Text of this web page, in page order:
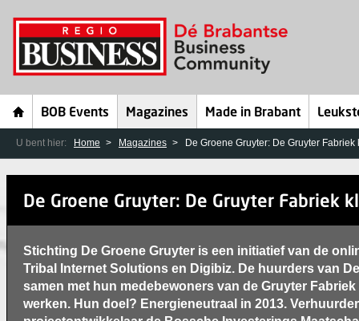
BOB Events Magazines Made in Brabant
U bent hier: Home Magazines De Groene Gruyter: De Gruyter Fabriek
De Groene Gruyter: De Gruyter Fabriek
Stichting De Groene Gruyter is een initiatief van de
Tribal Internet Solutions en Digibiz. De huurders van
samen met hun medebewoners van de Gruyter
werken. Hun doel? Energieneutraal in 2013.